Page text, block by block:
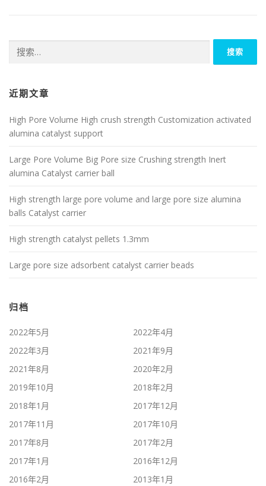
索：
近期文章
High Pore Volume High crush strength Customization activated
alumina catalyst support
Large Pore Volume Big Pore size Crushing strength Inert
alumina Catalyst carrier ball
High strength large pore volume and large pore size alumina
balls Catalyst carrier
High strength catalyst pellets 1.3mm
Large pore size adsorbent catalyst carrier beads
归档
2022年5月
2022年4月
2022年3月
2021年9月
2021年8月
2020年2月
2019年10月
2018年2月
2018年1月
2017年12月
2017年11月
2017年10月
2017年8月
2017年2月
2017年1月
2016年12月
2016年2月
2013年1月